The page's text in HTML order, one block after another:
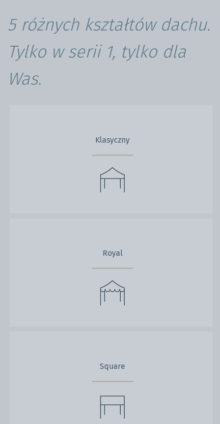
5 różnych kształtów dachu.
Tylko w serii 1, tylko dla
Was.
Klasyczny
Royal
Square